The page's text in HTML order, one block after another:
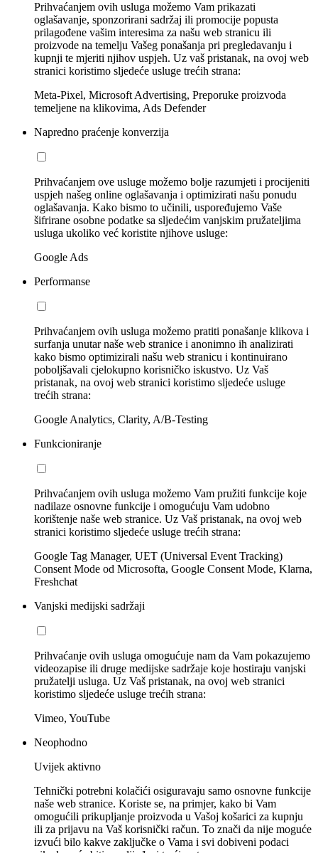
Prihvaćanjem ovih usluga možemo Vam prikazati
oglašavanje, sponzorirani sadržaj ili promocije popusta
prilagođene vašim interesima za našu web stranicu ili
proizvode na temelju Vašeg ponašanja pri pregledavanju i
kupnji te mjeriti njihov uspjeh. Uz vaš pristanak, na ovoj web
stranici koristimo sljedeće usluge trećih strana:
Meta-Pixel, Microsoft Advertising, Preporuke proizvoda
temeljene na klikovima, Ads Defender
Napredno praćenje konverzija
Prihvaćanjem ove usluge možemo bolje razumjeti i procijeniti
uspjeh našeg online oglašavanja i optimizirati našu ponudu
oglašavanja. Kako bismo to učinili, uspoređujemo Vaše
šifrirane osobne podatke sa sljedećim vanjskim pružateljima
usluga ukoliko već koristite njihove usluge:
Google Ads
Performanse
Prihvaćanjem ovih usluga možemo pratiti ponašanje klikova i
surfanja unutar naše web stranice i anonimno ih analizirati
kako bismo optimizirali našu web stranicu i kontinuirano
poboljšavali cjelokupno korisničko iskustvo. Uz Vaš
pristanak, na ovoj web stranici koristimo sljedeće usluge
trećih strana:
Google Analytics, Clarity, A/B-Testing
Funkcioniranje
Prihvaćanjem ovih usluga možemo Vam pružiti funkcije koje
nadilaze osnovne funkcije i omogućuju Vam udobno
korištenje naše web stranice. Uz Vaš pristanak, na ovoj web
stranici koristimo sljedeće usluge trećih strana:
Google Tag Manager, UET (Universal Event Tracking)
Consent Mode od Microsofta, Google Consent Mode, Klarna,
Freshchat
Vanjski medijski sadržaji
Prihvaćanje ovih usluga omogućuje nam da Vam pokazujemo
videozapise ili druge medijske sadržaje koje hostiraju vanjski
pružatelji usluga. Uz Vaš pristanak, na ovoj web stranici
koristimo sljedeće usluge trećih strana:
Vimeo, YouTube
Neophodno
Uvijek aktivno
Tehnički potrebni kolačići osiguravaju samo osnovne funkcije
naše web stranice. Koriste se, na primjer, kako bi Vam
omogućili prikupljanje proizvoda u Vašoj košarici za kupnju
ili za prijavu na Vaš korisnički račun. To znači da nije moguće
izvući bilo kakve zaključke o Vama i svi dobiveni podaci